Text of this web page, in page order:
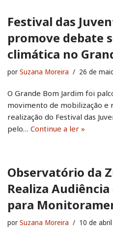
Festival das
promove debate
climática no
por Suzana Moreira 26 de
O Grande Bom Jardim foi
movimento de mobilização e
realização do Festival das
pelo… Continue a ler »
Observatório da
Realiza Audiência
para
por Suzana Moreira 10 de